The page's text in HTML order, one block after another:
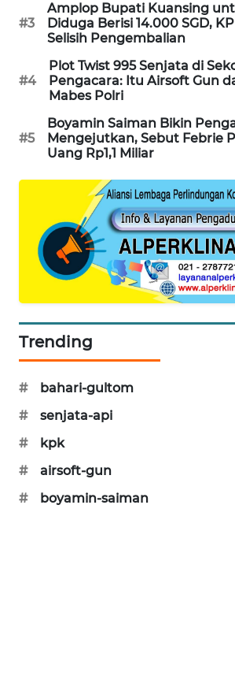
#3
Amplop Bupati Kuansing
Diduga Berisi 14.000 SGD,
Selisih Pengembalian
#4
Plot Twist 995 Senjata di
Pengacara: Itu Airsoft Gun
Mabes Polri
#5
Boyamin Saiman Bikin
Mengejutkan, Sebut Febrie
Uang Rp1,1 Miliar
Trending
#
bahari-gultom
#
senjata-api
#
kpk
#
airsoft-gun
#
boyamin-saiman
PORTAL
KONSUMEN
FORWAMKI
FORJASIDA
SITUNGIR
NEWS
SIDIKALANG
NEWS
SIBARAGAS
NEWS
METRO
SIANTAR
METRO